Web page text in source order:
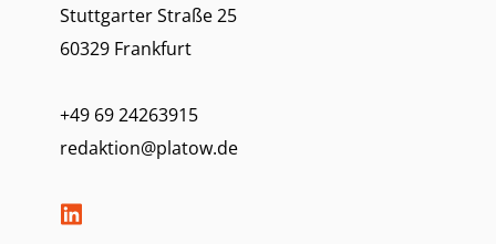
Stuttgarter Straße 25
60329 Frankfurt
+49 69 24263915
redaktion@platow.de